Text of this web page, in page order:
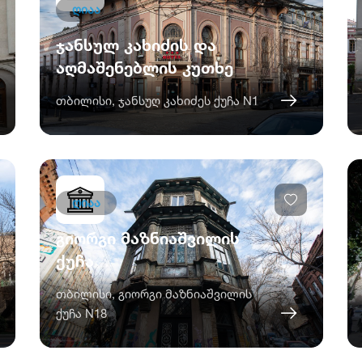
ღიაა
ჯანსულ კახიძის და
აღმაშენებლის კუთხე
თბილისი, ჯანსუღ კახიძეს ქუჩა N1
ღიაა
გიორგი მაზნიაშვილის
ქუჩა
თბილისი, გიორგი მაზნიაშვილის
ქუჩა N18